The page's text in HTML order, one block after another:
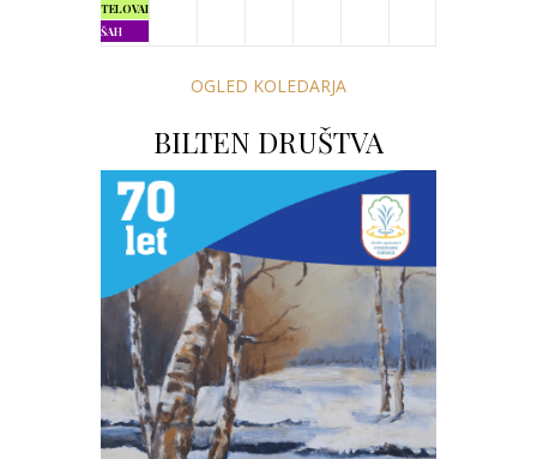
TELOVADBA
ŠAH
OGLED KOLEDARJA
BILTEN DRUŠTVA